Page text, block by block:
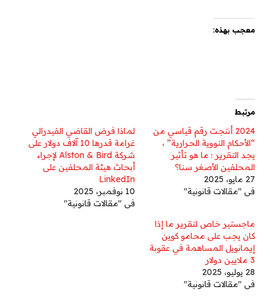
معجب بهذه:
مرتبط
2024 أنتجت رقم قياسي من
“الأحكام النووية الحرارية” ،
يجد التقرير ؛ ما هو تأثير
المحلفين الأصغر سنا؟
27 مايو، 2025
في "مقالات قانونية"
لماذا فرض القاضي الفيدرالي
غرامة قدرها 10 آلاف دولار على
شركة Alston & Bird لإجراء
أبحاث هيئة المحلفين على
LinkedIn
10 نوفمبر، 2025
في "مقالات قانونية"
ماجستير خاص لتقرير ما إذا
كان يجب على محامو كوين
إيمانويل المساهمة في عقوبة
3 ملايين دولار
28 يوليو، 2025
في "مقالات قانونية"